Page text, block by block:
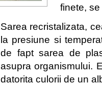
finete,
Sarea recristalizata,
la presiune si
de fapt sarea de
asupra organismului.
datorita culorii de un